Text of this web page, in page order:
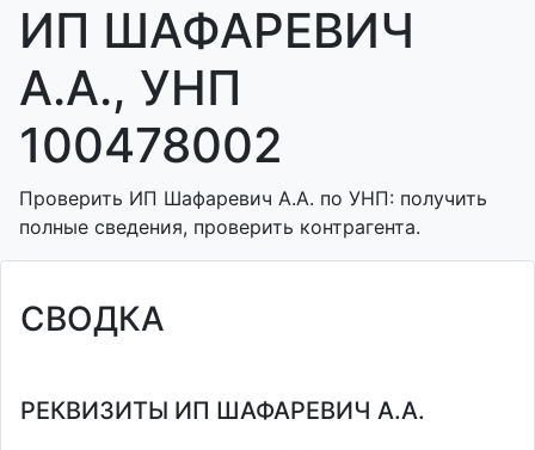
ИП ШАФАРЕВИЧ
А.А., УНП
100478002
Проверить ИП Шафаревич А.А. по УНП: получить
полные сведения, проверить контрагента.
СВОДКА
РЕКВИЗИТЫ ИП ШАФАРЕВИЧ А.А.